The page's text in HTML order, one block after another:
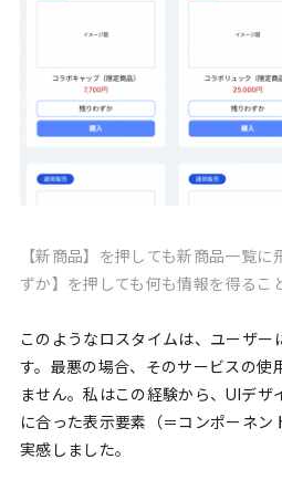
【新商品】を押しても新商品一覧
ずか】を押しても何も情報を得るこ
このようなロスタイムは、ユーザー
す。最悪の場合、そのサービスの使
ません。私はこの経験から、UIデザ
に合った表示要素（＝コンポーネン
実感しました。